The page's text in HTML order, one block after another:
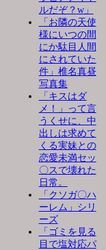
ルだぞ？w」
「お隣の天使
様にいつの間
にか駄目人間
にされていた
件」椎名真昼
写真集
「キスはダ
メ！」って言
うくせに、中
出しは求めて
くる実妹との
恋愛未満セッ
〇スで壊れた
日常。
「クソガ〇ハ
ーレム」シリ
ーズ
「ゴミを見る
目で塩対応パ